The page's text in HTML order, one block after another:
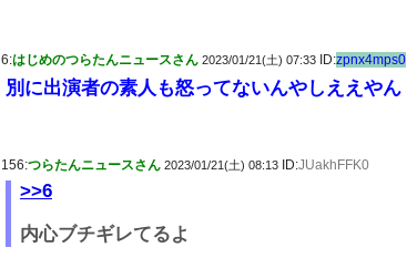
6:はじめのつらたんニュースさん 2023/01/21(土) 07:33 ID:zpnx4mps0
別に出演者の素人も怒ってないんやしええやん
156:つらたんニュースさん 2023/01/21(土) 08:13 ID:JUakhFFK0
>>6
内心ブチギレてるよ